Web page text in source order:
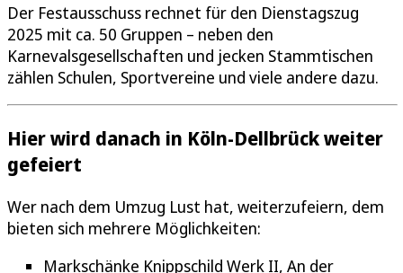
Der Festausschuss rechnet für den Dienstagszug
2025 mit ca. 50 Gruppen – neben den
Karnevalsgesellschaften und jecken Stammtischen
zählen Schulen, Sportvereine und viele andere dazu.
Hier wird danach in Köln-Dellbrück weiter
gefeiert
Wer nach dem Umzug Lust hat, weiterzufeiern, dem
bieten sich mehrere Möglichkeiten:
Markschänke Knippschild Werk II, An der